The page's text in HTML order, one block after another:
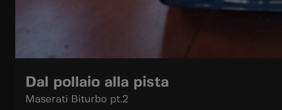
Dal pollaio alla pista
Maserati Biturbo pt.2